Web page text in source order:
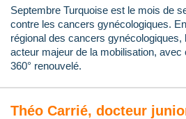
Septembre Turquoise est le mois de
contre les cancers gynécologiques.
régional des cancers gynécologiques,
acteur majeur de la mobilisation, avec
360° renouvelé.
Théo Carrié, docteur